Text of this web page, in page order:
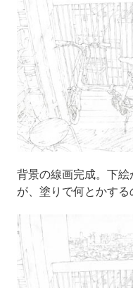
背景の線画完成。下
が、塗りで何とかす